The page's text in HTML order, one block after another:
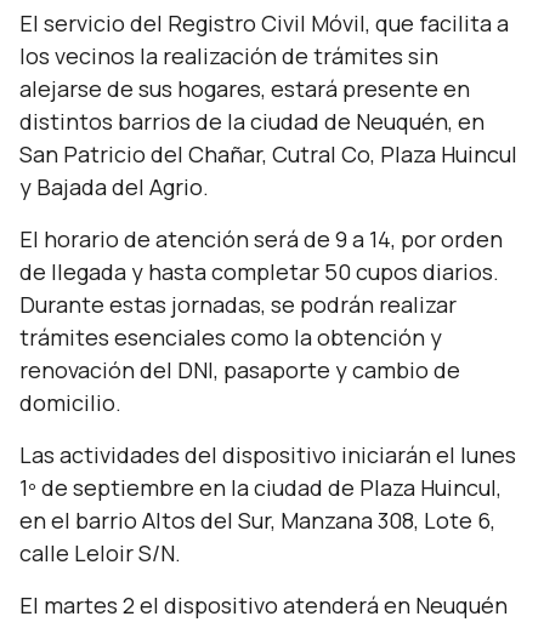
El servicio del Registro Civil Móvil, que facilita a
los vecinos la realización de trámites sin
alejarse de sus hogares, estará presente en
distintos barrios de la ciudad de Neuquén, en
San Patricio del Chañar, Cutral Co, Plaza Huincul
y Bajada del Agrio.
El horario de atención será de 9 a 14, por orden
de llegada y hasta completar 50 cupos diarios.
Durante estas jornadas, se podrán realizar
trámites esenciales como la obtención y
renovación del DNI, pasaporte y cambio de
domicilio.
Las actividades del dispositivo iniciarán el lunes
1º de septiembre en la ciudad de Plaza Huincul,
en el barrio Altos del Sur, Manzana 308, Lote 6,
calle Leloir S/N.
El martes 2 el dispositivo atenderá en Neuquén